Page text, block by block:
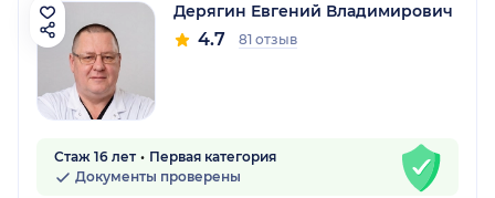
Дерягин Евгений Владимирович
4.7 81 отзыв
Стаж 16 лет
Первая категория
Документы проверены